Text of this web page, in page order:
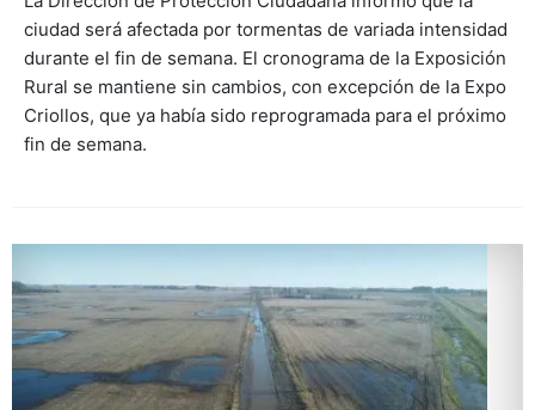
ciudad será afectada por tormentas de variada intensidad
durante el fin de semana. El cronograma de la Exposición
Rural se mantiene sin cambios, con excepción de la Expo
Criollos, que ya había sido reprogramada para el próximo
fin de semana.